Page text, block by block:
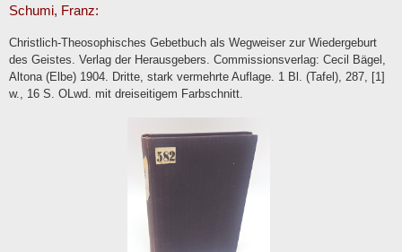
Abbreviations
Contact
Terms
Withdrawal
Schumi, Franz:
Christlich-Theosophisches Gebetbuch als Wegweiser zur Wiedergeburt
des Geistes. Verlag der Herausgebers. Commissionsverlag: Cecil Bägel,
Altona (Elbe) 1904. Dritte, stark vermehrte Auflage. 1 Bl. (Tafel), 287, [1]
w., 16 S. OLwd. mit dreiseitigem Farbschnitt.